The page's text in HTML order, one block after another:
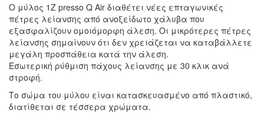
Ο μύλος 1Z presso Q Air διαθέτει νέες επταγωνικές
πέτρες λείανσης από ανοξείδωτο χάλυβα που
εξασφαλίζουν ομοιόμορφη άλεση. Οι μικρότερες πέτρες
λείανσης σημαίνουν ότι δεν χρειάζεται να καταβάλλετε
μεγάλη προσπάθεια κατά την άλεση.
Εσωτερική ρύθμιση πάχους λείανσης με 30 κλικ ανά
στροφή.
Το σώμα του μύλου είναι κατασκευασμένο από πλαστικό,
διατίθεται σε τέσσερα χρώματα.